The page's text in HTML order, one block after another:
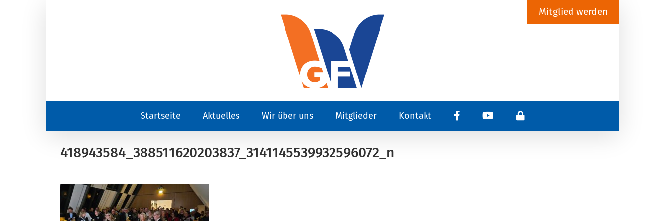
Mitglied werden
Startseite Aktuelles Wir über uns Mitglieder Kontakt
418943584_388511620203837_3141145539932596072_n